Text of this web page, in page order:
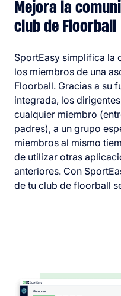
Mejora la
club de Floorball
SportEasy simplifica la
los miembros de una
Floorball. Gracias a su
integrada, los
cualquier miembro
padres), a un grupo
miembros al mismo
de utilizar otras
anteriores. Con
de tu club de floorball